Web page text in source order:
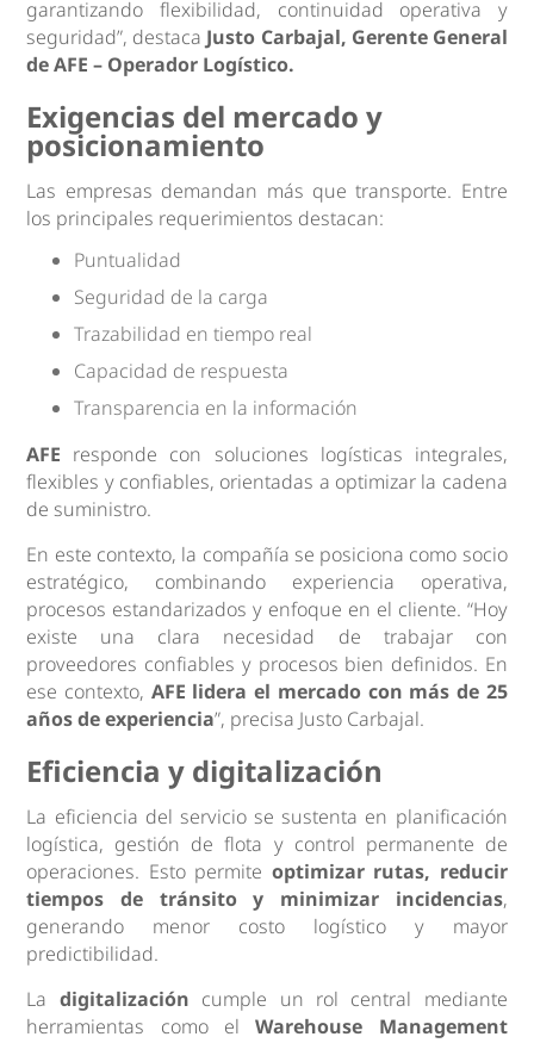
garantizando flexibilidad, continuidad operativa y
seguridad”, destaca Justo Carbajal, Gerente General
de AFE – Operador Logístico.
Exigencias del mercado y
posicionamiento
Las empresas demandan más que transporte. Entre
los principales requerimientos destacan:
Puntualidad
Seguridad de la carga
Trazabilidad en tiempo real
Capacidad de respuesta
Transparencia en la información
AFE responde con soluciones logísticas integrales,
flexibles y confiables, orientadas a optimizar la cadena
de suministro.
En este contexto, la compañía se posiciona como socio
estratégico, combinando experiencia operativa,
procesos estandarizados y enfoque en el cliente. “Hoy
existe una clara necesidad de trabajar con
proveedores confiables y procesos bien definidos. En
ese contexto, AFE lidera el mercado con más de 25
años de experiencia”, precisa Justo Carbajal.
Eficiencia y digitalización
La eficiencia del servicio se sustenta en planificación
logística, gestión de flota y control permanente de
operaciones. Esto permite optimizar rutas, reducir
tiempos de tránsito y minimizar incidencias,
generando menor costo logístico y mayor
predictibilidad.
La digitalización cumple un rol central mediante
herramientas como el Warehouse Management